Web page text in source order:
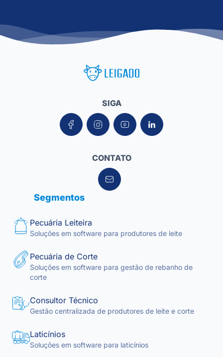
Leigado Tecnologia para Pecuária
SIGA
CONTATO
Segmentos
Pecuária Leiteira
Soluções em software para produtores de leite
Pecuária de Corte
Soluções em software para gestão de rebanho de
corte
Consultor Técnico
Gestão centralizada de produtores de leite e corte
Laticínios
Soluções em software para laticínios